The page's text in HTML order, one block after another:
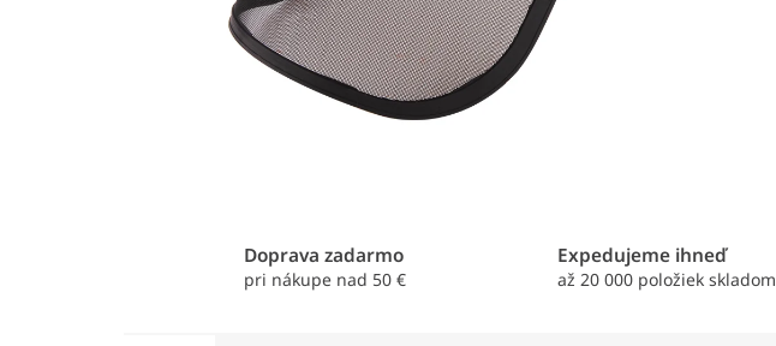
Doprava zadarmo
pri nákupe nad 50 €
Expedujeme ihneď
až 20 000 položiek skladom